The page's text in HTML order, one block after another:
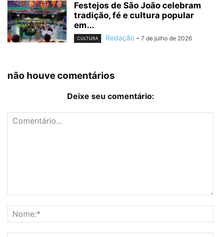
Festejos de São João celebram
tradição, fé e cultura popular
em...
CULTURA Redação - 7 de julho de 2026
não houve comentários
Deixe seu comentário: